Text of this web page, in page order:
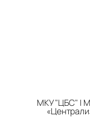
МКУ "ЦБС" |